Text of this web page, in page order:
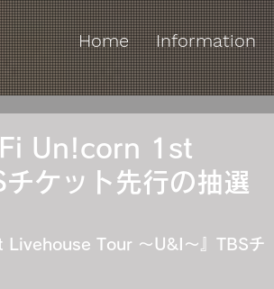
Home Information
Un!corn 1st
ケット先行の抽選
Tour ～U&I～』TBSチ